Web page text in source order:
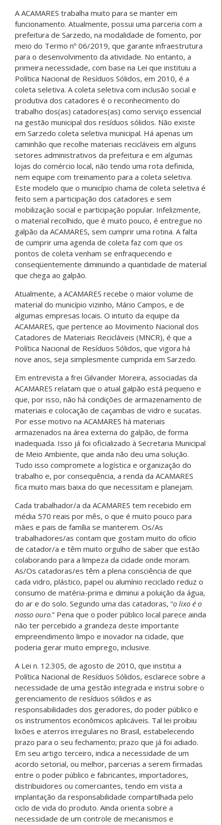
A ACAMARES trabalha muito para se manter em
funcionamento. Atualmente, possui uma parceria com a
prefeitura de Sarzedo, na modalidade de fomento, por
meio do Termo nº 06/2019, que garante infraestrutura
para o desenvolvimento da atividade. No entanto, a
primeira necessidade, com base na Lei que instituiu a
Política Nacional de Resíduos Sólidos, em 2010, é a
coleta seletiva. A coleta seletiva com inclusão social e
produtiva dos catadores é o reconhecimento do
trabalho dos(as) catadores(as) como serviço essencial
na gestão municipal dos resíduos sólidos. Não existe
em Sarzedo coleta seletiva municipal. Há apenas um
caminhão que recolhe materiais recicláveis em alguns
setores administrativos da prefeitura e em algumas
lojas do comércio local, não tendo uma rota definida,
nem equipe com treinamento para a coleta seletiva.
Este modelo que o município chama de coleta seletiva é
feito sem a participação dos catadores e sem
mobilização social e participação popular. Infelizmente,
o material recolhido, que é muito pouco, é entregue no
galpão da ACAMARES, sem cumprir uma rotina. A falta
de cumprir uma agenda de coleta faz com que os
pontos de coleta venham se enfraquecendo e
conseqüentemente diminuindo a quantidade de material
que chega ao galpão.
Atualmente, a ACAMARES recebe o maior volume de
material do município vizinho, Mário Campos, e de
algumas empresas locais. O intuito da equipe da
ACAMARES, que pertence ao Movimento Nacional dos
Catadores de Materiais Recicláveis (MNCR), é que a
Política Nacional de Resíduos Sólidos, que vigora há
nove anos, seja simplesmente cumprida em Sarzedo.
Em entrevista a frei Gilvander Moreira, associadas da
ACAMARES relatam que o atual galpão está pequeno e
que, por isso, não há condições de armazenamento de
materiais e colocação de caçambas de vidro e sucatas.
Por esse motivo na ACAMARES há materiais
armazenados na área externa do galpão, de forma
inadequada. Isso já foi oficializado à Secretaria Municipal
de Meio Ambiente, que ainda não deu uma solução.
Tudo isso compromete a logística e organização do
trabalho e, por consequência, a renda da ACAMARES
fica muito mais baixa do que necessitam e planejam.
Cada trabalhador/a da ACAMARES tem recebido em
média 570 reais por mês, o que é muito pouco para
mães e pais de família se manterem. Os/As
trabalhadores/as contam que gostam muito do ofício
de catador/a e têm muito orgulho de saber que estão
colaborando para a limpeza da cidade onde moram.
As/Os catadoras/es têm a plena consciência de que
cada vidro, plástico, papel ou alumínio reciclado reduz o
consumo de matéria-prima e diminui a poluição da água,
do ar e do solo. Segundo uma das catadoras, “o lixo é o
nosso ouro.” Pena que o poder público local parece ainda
não ter percebido a grandeza deste importante
empreendimento limpo e inovador na cidade, que
poderia gerar muito emprego, inclusive.
A Lei n. 12.305, de agosto de 2010, que institui a
Política Nacional de Resíduos Sólidos, esclarece sobre a
necessidade de uma gestão integrada e instrui sobre o
gerenciamento de resíduos sólidos e as
responsabilidades dos geradores, do poder público e
os instrumentos econômicos aplicáveis. Tal lei proibiu
lixões e aterros irregulares no Brasil, estabelecendo
prazo para o seu fechamento; prazo que já foi adiado.
Em seu artigo terceiro, indica a necessidade de um
acordo setorial, ou melhor, parcerias a serem firmadas
entre o poder público e fabricantes, importadores,
distribuidores ou comerciantes, tendo em vista a
implantação da responsabilidade compartilhada pelo
ciclo de vida do produto. Ainda orienta sobre a
necessidade de um controle de mecanismos e